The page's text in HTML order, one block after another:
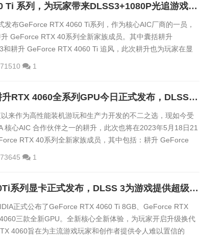
耕升 GeForce RTX 4060 Ti 系列，为玩家带来DLSS3+1080P光追游戏体验！
发布GeForce RTX 4060 Ti系列，作为核心AIC厂商的一员，
GeForce RTX 40系列全新家族成员。其中囊括耕升
耕升 GeForce RTX 4060 Ti 追风，此次耕升也为玩家在显
即战力。希望入手的玩家，也可以通过此篇评测数据，进一
71510 1
甜品狂潮，升级首选！耕升RTX 4060全系列GPU今日正式发布，DLSS 3为游戏提供超级动力
来作为高性能装机游玩和生产力开发的不二之选，现如今受
核心AIC 合作伙伴之一的耕升，此次也将在2023年5月18日21
RTX 40系列全新家族成员，其中包括：耕升 GeForce
RTX 4060 系列显卡。NVIDIA GeForce RTX 4060 Ti和
73645 1
全新影驰RTX 4060/4060Ti系列显卡正式发布，DLSS 3为游戏提供超级动力
正式公布了GeForce RTX 4060 Ti 8GB、GeForce RTX
三款全新GPU。全新核心全新体验，为玩家开启升级换代
4060旨在为主流游戏玩家和创作者提供令人难以置信的